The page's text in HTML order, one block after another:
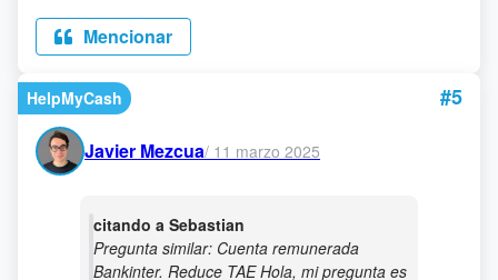
Mencionar
HelpMyCash #5
Javier Mezcua/ 11 marzo 2025
citando a Sebastian
Pregunta similar: Cuenta remunerada
Bankinter. Reduce TAE Hola, mi pregunta es